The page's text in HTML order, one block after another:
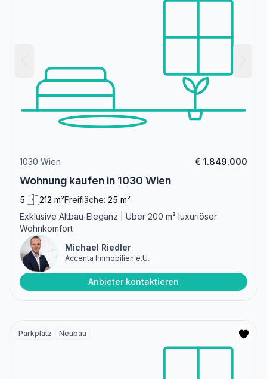
1030 Wien € 1.849.000
Wohnung kaufen in 1030 Wien
5 212 m²Freifläche: 25 m²
Exklusive Altbau-Eleganz | Über 200 m² luxuriöser
Wohnkomfort
Michael Riedler
Accenta Immobilien e.U.
Anbieter kontaktieren
Parkplatz Neubau